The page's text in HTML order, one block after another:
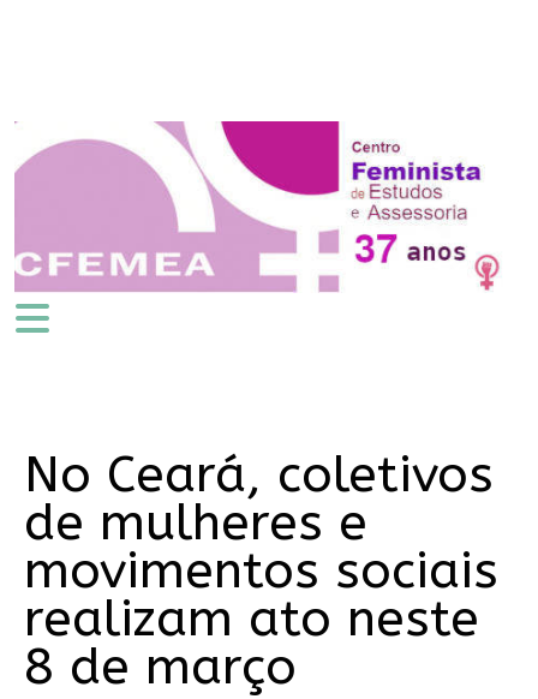
No Ceará, coletivos
de mulheres e
movimentos sociais
realizam ato neste
8 de março